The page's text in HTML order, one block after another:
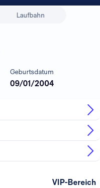
Laufbahn
Geburtsdatum
09/01/2004
VIP-Bereich